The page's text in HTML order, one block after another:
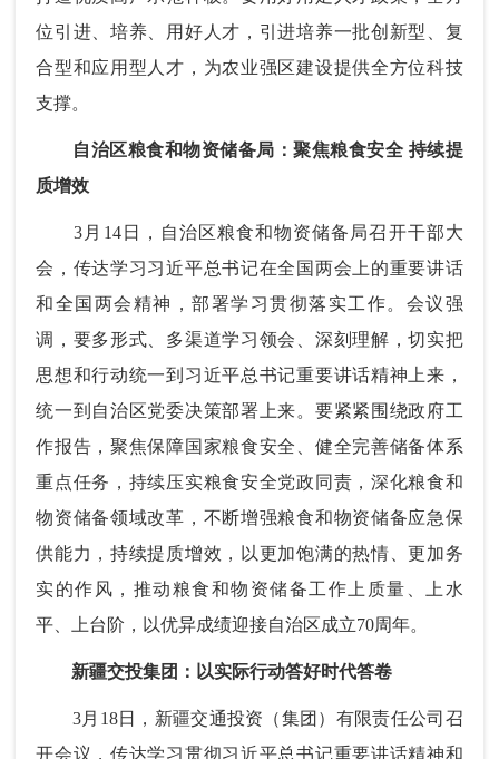
位引进、培养、用好人才，引进培养一批创新型、复
合型和应用型人才，为农业强区建设提供全方位科技
支撑。
自治区粮食和物资储备局：聚焦粮食安全 持续提
质增效
3月14日，自治区粮食和物资储备局召开干部大
会，传达学习习近平总书记在全国两会上的重要讲话
和全国两会精神，部署学习贯彻落实工作。会议强
调，要多形式、多渠道学习领会、深刻理解，切实把
思想和行动统一到习近平总书记重要讲话精神上来，
统一到自治区党委决策部署上来。要紧紧围绕政府工
作报告，聚焦保障国家粮食安全、健全完善储备体系
重点任务，持续压实粮食安全党政同责，深化粮食和
物资储备领域改革，不断增强粮食和物资储备应急保
供能力，持续提质增效，以更加饱满的热情、更加务
实的作风，推动粮食和物资储备工作上质量、上水
平、上台阶，以优异成绩迎接自治区成立70周年。
新疆交投集团：以实际行动答好时代答卷
3月18日，新疆交通投资（集团）有限责任公司召
开会议，传达学习贯彻习近平总书记重要讲话精神和